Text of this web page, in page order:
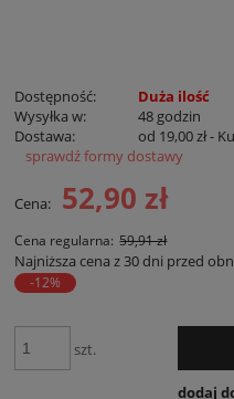
Dostępność:
Duża ilość
Wysyłka w:
48 godzin
Dostawa:
od 19,00 zł-
Cena nie zawiera
sprawdź formy dostawy
Cena: 52,90 zł
Cena regularna: 59,91 zł
Najniższa cena z 30 dni przed
-12%
szt.
dodaj